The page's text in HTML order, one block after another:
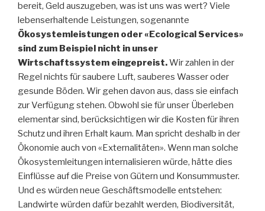
bereit, Geld auszugeben, was ist uns was wert? Viele
lebenserhaltende Leistungen, sogenannte
Ökosystemleistungen oder «Ecological Services»
sind zum Beispiel nicht in unser
Wirtschaftssystem eingepreist.Wir zahlen in der
Regel nichts für saubere Luft, sauberes Wasser oder
gesunde Böden. Wir gehen davon aus, dass sie einfach
zur Verfügung stehen. Obwohl sie für unser Überleben
elementar sind, berücksichtigen wir die Kosten für ihren
Schutz und ihren Erhalt kaum. Man spricht deshalb in der
Ökonomie auch von «Externalitäten». Wenn man solche
Ökosystemleitungen internalisieren würde, hätte dies
Einflüsse auf die Preise von Gütern und Konsummuster.
Und es würden neue Geschäftsmodelle entstehen:
Landwirte würden dafür bezahlt werden, Biodiversität,